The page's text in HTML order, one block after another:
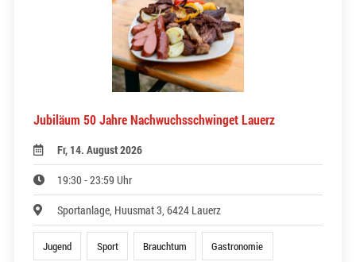
Jubiläum 50 Jahre Nachwuchsschwinget Lauerz
Fr, 14. August 2026
19:30 - 23:59 Uhr
Sportanlage, Huusmat 3, 6424 Lauerz
Jugend Sport Brauchtum Gastronomie